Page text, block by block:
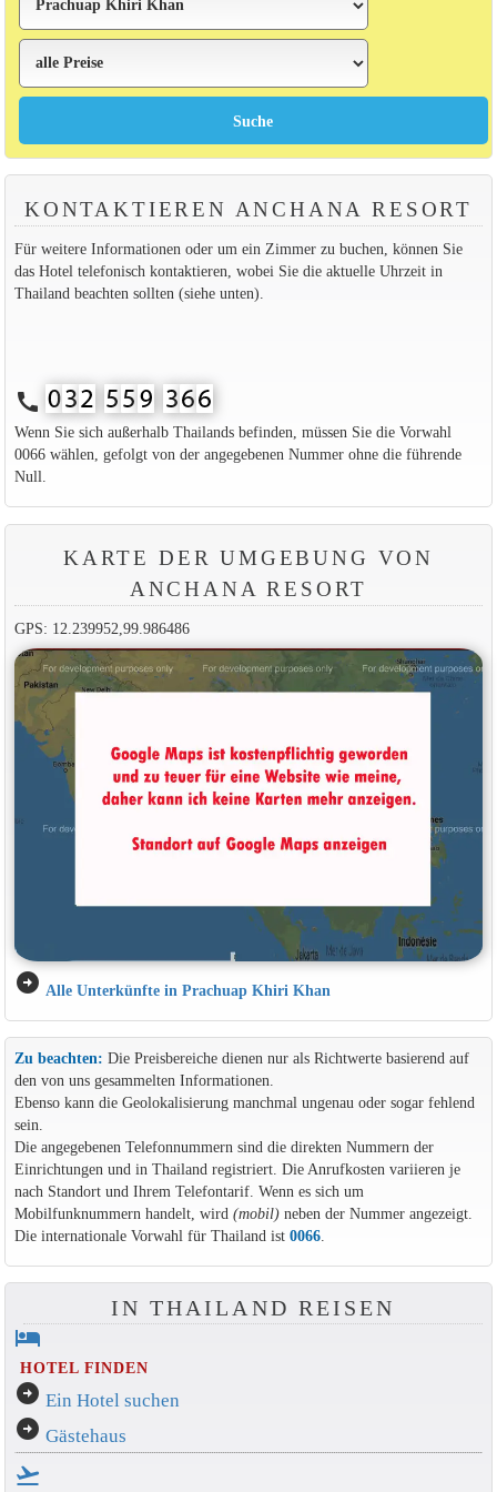
KONTAKTIEREN ANCHANA RESORT
Für weitere Informationen oder um ein Zimmer zu buchen, können Sie
das Hotel telefonisch kontaktieren, wobei Sie die aktuelle Uhrzeit in
Thailand beachten sollten (siehe unten).
call
Wenn Sie sich außerhalb Thailands befinden, müssen Sie die Vorwahl
0066 wählen, gefolgt von der angegebenen Nummer ohne die führende
Null.
KARTE DER UMGEBUNG VON
ANCHANA RESORT
GPS: 12.239952,99.986486
arrow_circle_right Alle Unterkünfte in Prachuap Khiri Khan
Zu beachten: Die Preisbereiche dienen nur als Richtwerte basierend auf
den von uns gesammelten Informationen.
Ebenso kann die Geolokalisierung manchmal ungenau oder sogar fehlend
sein.
Die angegebenen Telefonnummern sind die direkten Nummern der
Einrichtungen und in Thailand registriert. Die Anrufkosten variieren je
nach Standort und Ihrem Telefontarif. Wenn es sich um
Mobilfunknummern handelt, wird (mobil)neben der Nummer angezeigt.
Die internationale Vorwahl für Thailand ist 0066.
IN THAILAND REISEN
hotel
HOTEL FINDEN
arrow_circle_right Ein Hotel suchen
arrow_circle_right Gästehaus
flight_takeoff